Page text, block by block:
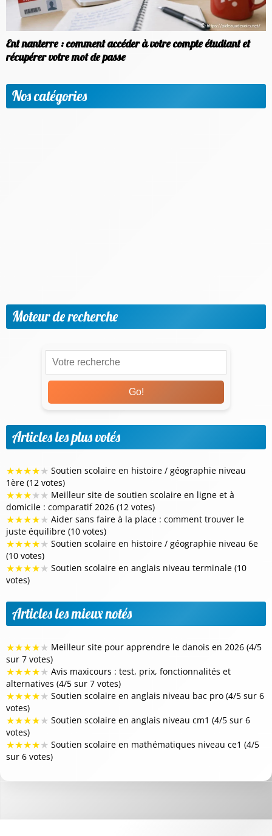
Ent nanterre : comment accéder à votre compte étudiant et
récupérer votre mot de passe
Nos catégories
Moteur de recherche
Go!
Articles les plus votés
★★★★★ Soutien scolaire en histoire / géographie niveau
1ère (12 votes)
★★★★★ Meilleur site de soutien scolaire en ligne et à
domicile : comparatif 2026 (12 votes)
★★★★★ Aider sans faire à la place : comment trouver le
juste équilibre (10 votes)
★★★★★ Soutien scolaire en histoire / géographie niveau 6e
(10 votes)
★★★★★ Soutien scolaire en anglais niveau terminale (10
votes)
Articles les mieux notés
★★★★★ Meilleur site pour apprendre le danois en 2026 (4/5
sur 7 votes)
★★★★★ Avis maxicours : test, prix, fonctionnalités et
alternatives (4/5 sur 7 votes)
★★★★★ Soutien scolaire en anglais niveau bac pro (4/5 sur 6
votes)
★★★★★ Soutien scolaire en anglais niveau cm1 (4/5 sur 6
votes)
★★★★★ Soutien scolaire en mathématiques niveau ce1 (4/5
sur 6 votes)